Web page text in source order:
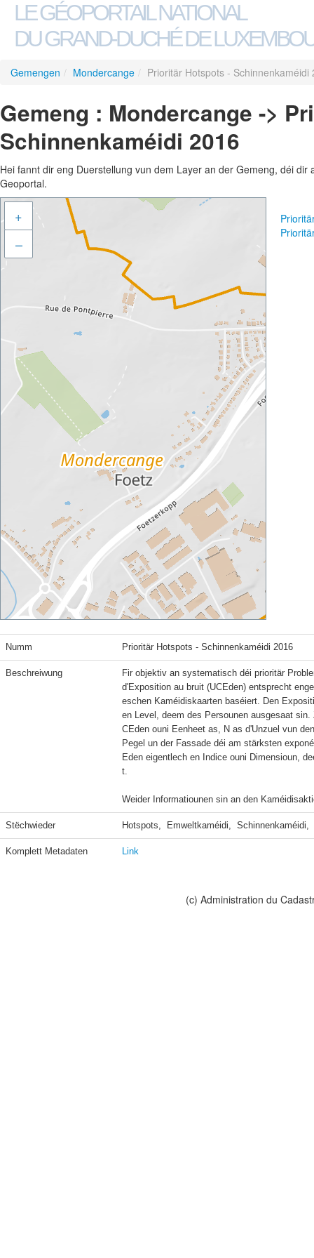
LE GÉOPORTAIL NATIONAL
DU GRAND-DUCHÉ DE
Gemengen / Mondercange / Prioritär Hotspots - Schinnenkaméidi
Gemeng : Mondercange ->
Schinnenkaméidi 2016
Hei fannt dir eng Duerstellung vun dem Layer an der Gemeng, déi
Geoportal.
+
–
Numm Prioritär Hotspots - Schinnenkaméidi 2016
Beschreiwung
Fir objektiv an systematisch déi prioritär
d'Exposition au bruit (UCEden) entsprecht
eschen Kaméidiskaarten baséiert. Den
en Level, deem des Persounen ausgesaat
CEden ouni Eenheet as, N as d'Unzuel vun
Pegel un der Fassade déi am stärksten
Eden eigentlech en Indice ouni Dimensioun,
t.
Weider Informatiounen sin an den
Stëchwieder Hotspots,  Emweltkaméidi,  Schinnenkaméidi,
Komplett Metadaten Link
(c) Administration du